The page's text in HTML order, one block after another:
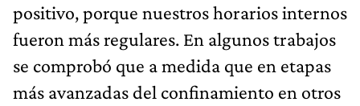
positivo, porque nuestros horarios internos
fueron más regulares. En algunos trabajos
se comprobó que a medida que en etapas
más avanzadas del confinamiento en otros